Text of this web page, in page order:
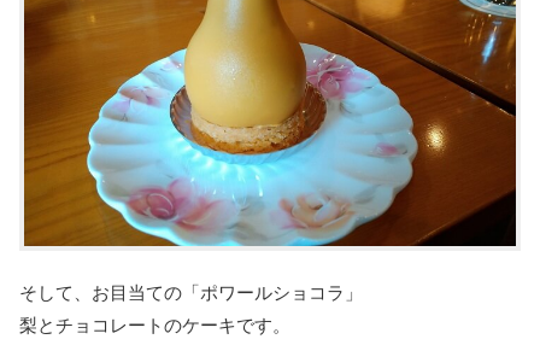
そして、お目当ての「ポワールショコラ」
梨とチョコレートのケーキです。